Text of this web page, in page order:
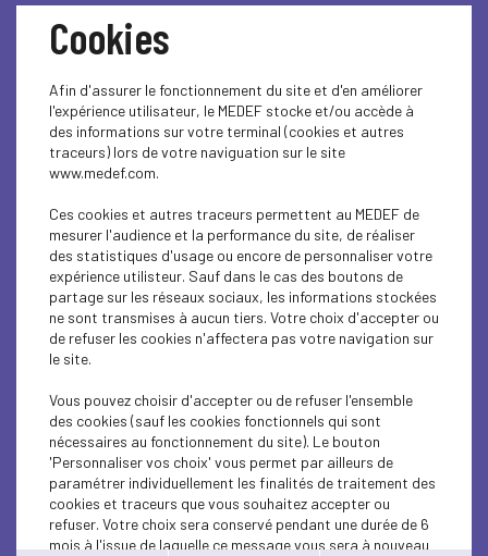
Les pré-inscriptions à La REF21 sont ouvertes
SOCIAL
Newsletter internationale
SPHÈRE PUBLIQUE
Lettre de simplification n°8
SPHÈRE PUBLIQUE
Lettre de simplification n°7
NUMÉRIQUE ET INNOVATION
La transformation numérique : une
SPHÈRE PUBLIQUE
Propositions de simplification n°3
SPHÈRE PUBLIQUE
Réussir le défi de la réforme territoriale : les
Cookies
Afin d'assurer le fonctionnement du site et d'en améliorer
l'expérience utilisateur, le MEDEF stocke et/ou accède à
des informations sur votre terminal (cookies et autres
traceurs) lors de votre naviguation sur le site
www.medef.com.
Ces cookies et autres traceurs permettent au MEDEF de
mesurer l'audience et la performance du site, de réaliser
des statistiques d'usage ou encore de personnaliser votre
expérience utilisteur. Sauf dans le cas des boutons de
partage sur les réseaux sociaux, les informations stockées
ne sont transmises à aucun tiers. Votre choix d'accepter ou
de refuser les cookies n'affectera pas votre navigation sur
le site.
Vous pouvez choisir d'accepter ou de refuser l'ensemble
des cookies (sauf les cookies fonctionnels qui sont
nécessaires au fonctionnement du site). Le bouton
'Personnaliser vos choix' vous permet par ailleurs de
paramétrer individuellement les finalités de traitement des
cookies et traceurs que vous souhaitez accepter ou
refuser. Votre choix sera conservé pendant une durée de 6
mois à l'issue de laquelle ce message vous sera à nouveau